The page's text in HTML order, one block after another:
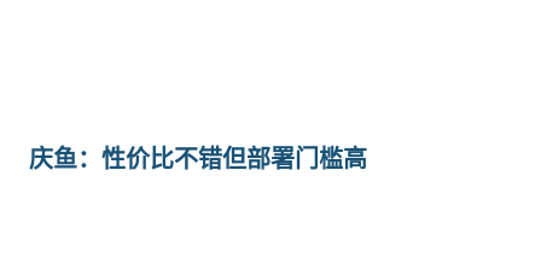
庆鱼：性价比不错但部署门槛高